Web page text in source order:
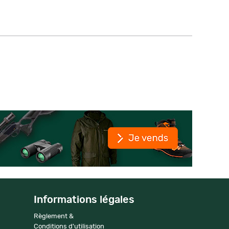
Informations légales
Règlement &
Conditions d'utilisation